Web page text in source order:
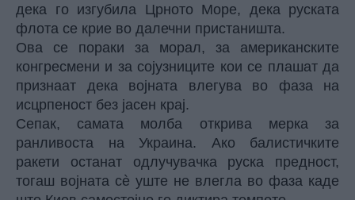
дека го изгубила Црното Море, дека руската
флота се крие во далечни пристаништа.
Ова се пораки за морал, за американските
конгресмени и за сојузниците кои се плашат да
признаат дека војната влегува во фаза на
исцрпеност без јасен крај.
Сепак, самата молба открива мерка за
ранливоста на Украина. Ако балистичките
ракети останат одлучувачка руска предност,
тогаш војната сè уште не влегла во фаза каде